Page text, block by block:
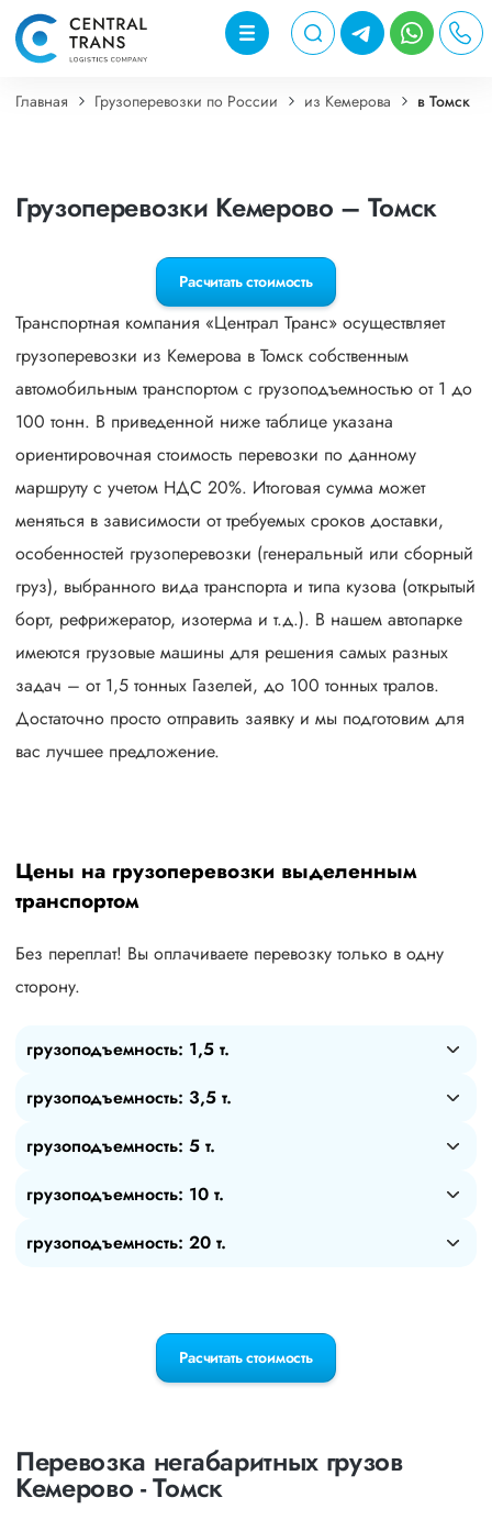
Главная Грузоперевозки по России из Кемерова в Томск
Грузоперевозки Кемерово – Томск
Расчитать стоимость
Транспортная компания «Централ Транс» осуществляет
грузоперевозки из Кемерова в Томск собственным
автомобильным транспортом с грузоподъемностью от 1 до
100 тонн. В приведенной ниже таблице указана
ориентировочная стоимость перевозки по данному
маршруту с учетом НДС 20%. Итоговая сумма может
меняться в зависимости от требуемых сроков доставки,
особенностей грузоперевозки (генеральный или сборный
груз), выбранного вида транспорта и типа кузова (открытый
борт, рефрижератор, изотерма и т.д.). В нашем автопарке
имеются грузовые машины для решения самых разных
задач – от 1,5 тонных Газелей, до 100 тонных тралов.
Достаточно просто отправить заявку и мы подготовим для
вас лучшее предложение.
Цены на грузоперевозки выделенным
транспортом
Без переплат! Вы оплачиваете перевозку только в одну
сторону.
грузоподъемность: 1,5 т.
грузоподъемность: 3,5 т.
грузоподъемность: 5 т.
грузоподъемность: 10 т.
грузоподъемность: 20 т.
Расчитать стоимость
Перевозка негабаритных грузов
Кемерово - Томск